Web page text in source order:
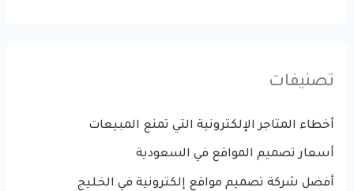
تصنيفات
أخطاء المتاجر الإلكترونية التي تمنع المبيعات
أسعار تصميم المواقع في السعودية
أفضل شركة تصميم مواقع إلكترونية في الخليج